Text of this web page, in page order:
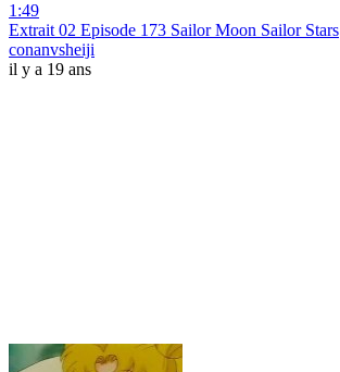
1:49
Extrait 02 Episode 173 Sailor Moon Sailor Stars
conanvsheiji
il y a 19 ans